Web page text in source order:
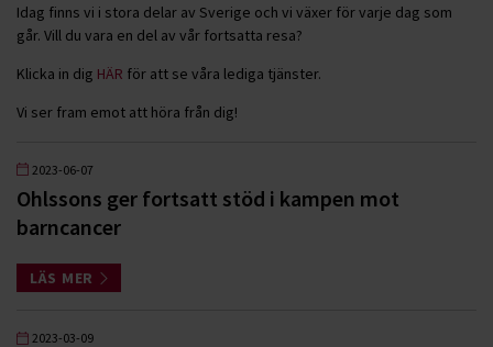
Idag finns vi i stora delar av Sverige och vi växer för varje dag som
går. Vill du vara en del av vår fortsatta resa?
Klicka in dig HÄR för att se våra lediga tjänster.
Vi ser fram emot att höra från dig!
2023-06-07
Ohlssons ger fortsatt stöd i kampen mot
barncancer
LÄS MER
2023-03-09